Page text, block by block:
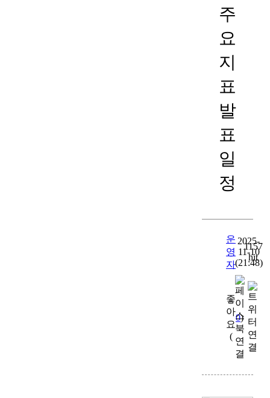
주
요
지
표
발
표
일
정
운
영
자
2025-
11-10
(21:48)
1157
hit
좋
아
요
(
0)